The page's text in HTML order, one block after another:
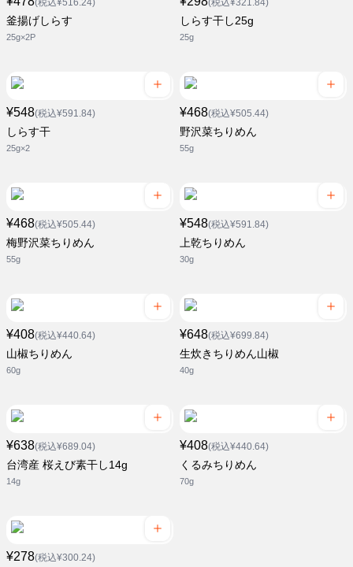
(税込¥516.24)
釜揚げしらす
25g×2P
(税込¥321.84)
しらす干し25g
25g
¥548(税込¥591.84)
しらす干
25g×2
¥468(税込¥505.44)
野沢菜ちりめん
55g
¥468(税込¥505.44)
梅野沢菜ちりめん
55g
¥548(税込¥591.84)
上乾ちりめん
30g
¥408(税込¥440.64)
山椒ちりめん
60g
¥648(税込¥699.84)
生炊きちりめん山椒
40g
¥638(税込¥689.04)
台湾産 桜えび素干し14g
14g
¥408(税込¥440.64)
くるみちりめん
70g
¥278(税込¥300.24)